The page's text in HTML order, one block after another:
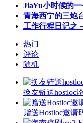
JiaYu小时候的
青海西宁的三炮
工作行程日记之
热门
评论
随机
换友链送hostloc
赠送Hostloc邀请